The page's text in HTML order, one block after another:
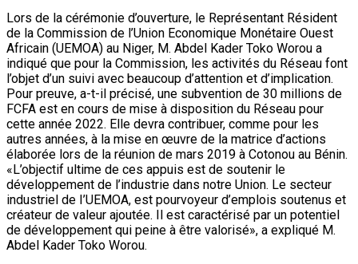
Lors de la cérémonie d’ouverture, le Représentant Résident
de la Commission de l’Union Economique Monétaire Ouest
Africain (UEMOA) au Niger, M. Abdel Kader Toko Worou a
indiqué que pour la Commission, les activités du Réseau font
l’objet d’un suivi avec beaucoup d’attention et d’implication.
Pour preuve, a-t-il précisé, une subvention de 30 millions de
FCFA est en cours de mise à disposition du Réseau pour
cette année 2022. Elle devra contribuer, comme pour les
autres années, à la mise en œuvre de la matrice d’actions
élaborée lors de la réunion de mars 2019 à Cotonou au Bénin.
«L’objectif ultime de ces appuis est de soutenir le
développement de l’industrie dans notre Union. Le secteur
industriel de I’UEMOA, est pourvoyeur d’emplois soutenus et
créateur de valeur ajoutée. Il est caractérisé par un potentiel
de développement qui peine à être valorisé», a expliqué M.
Abdel Kader Toko Worou.